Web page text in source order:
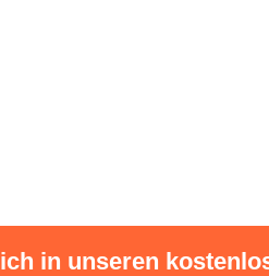
in unseren